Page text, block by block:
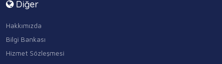
Diğer
Hakkımızda
Bilgi Bankası
Hizmet Sözleşmesi